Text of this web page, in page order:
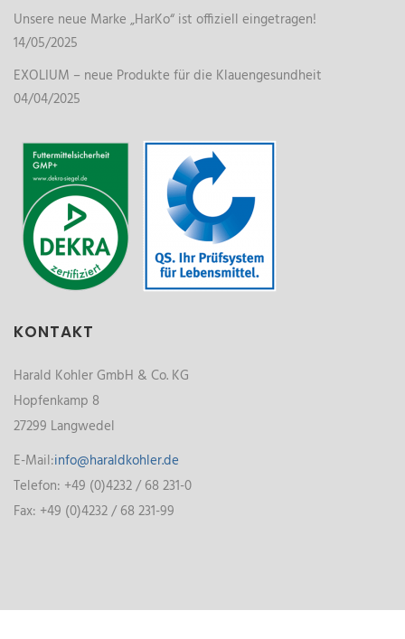
Unsere neue Marke „HarKo“ ist offiziell eingetragen!
14/05/2025
EXOLIUM – neue Produkte für die Klauengesundheit
04/04/2025
KONTAKT
Harald Kohler GmbH & Co. KG
Hopfenkamp 8
27299 Langwedel
E-Mail:info@haraldkohler.de
Telefon: +49 (0)4232 / 68 231-0
Fax: +49 (0)4232 / 68 231-99